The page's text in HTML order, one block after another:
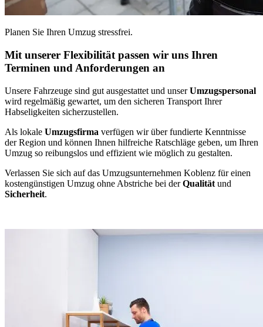
Planen Sie Ihren Umzug stressfrei.
Mit unserer Flexibilität passen wir uns Ihren
Terminen und Anforderungen an
Unsere Fahrzeuge sind gut ausgestattet und unserUmzugspersonal
wird regelmäßig gewartet, um den sicheren Transport Ihrer
Habseligkeiten sicherzustellen.
Als lokale Umzugsfirma verfügen wir über fundierte Kenntnisse
der Region und können Ihnen hilfreiche Ratschläge geben, um Ihren
Umzug so reibungslos und effizient wie möglich zu gestalten.
Verlassen Sie sich auf das Umzugsunternehmen Koblenz für einen
kostengünstigen Umzug ohne Abstriche bei derQualität und
Sicherheit.